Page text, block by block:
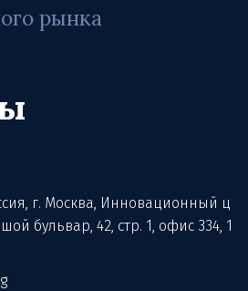
рынка
, г. Москва, Инновационный ц
бульвар, 42, стр. 1, офис 334, 1